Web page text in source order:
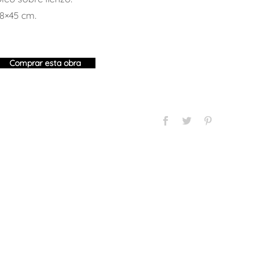
cm.
Comprar esta obra